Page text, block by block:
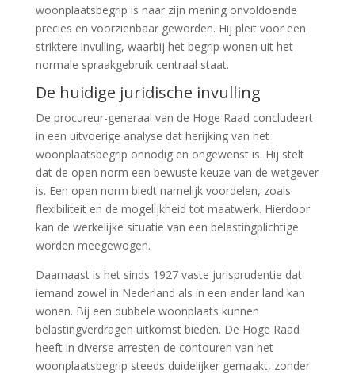
woonplaatsbegrip is naar zijn mening onvoldoende
precies en voorzienbaar geworden. Hij pleit voor een
striktere invulling, waarbij het begrip wonen uit het
normale spraakgebruik centraal staat.
De huidige juridische invulling
De procureur-generaal van de Hoge Raad concludeert
in een uitvoerige analyse dat herijking van het
woonplaatsbegrip onnodig en ongewenst is. Hij stelt
dat de open norm een bewuste keuze van de wetgever
is. Een open norm biedt namelijk voordelen, zoals
flexibiliteit en de mogelijkheid tot maatwerk. Hierdoor
kan de werkelijke situatie van een belastingplichtige
worden meegewogen.
Daarnaast is het sinds 1927 vaste jurisprudentie dat
iemand zowel in Nederland als in een ander land kan
wonen. Bij een dubbele woonplaats kunnen
belastingverdragen uitkomst bieden. De Hoge Raad
heeft in diverse arresten de contouren van het
woonplaatsbegrip steeds duidelijker gemaakt, zonder